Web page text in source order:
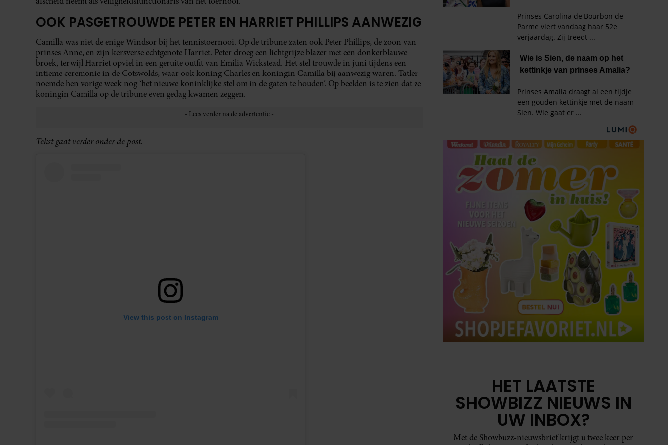
OOK PASGETROUWDE PETER EN HARRIET PHILLIPS AANWEZIG
Camilla was niet de enige Windsor bij het tennistoernooi. Op de tribune zaten ook Peter Phillips, de zoon van
prinses Anne, en zijn kersverse echtgenote Harriet. Peter droeg een lichtgrijze blazer met een donkerblauwe
broek, terwijl Harriet opviel in een geruite outfit van Emilia Wickstead. Het stel trouwde in juni tijdens een
intieme ceremonie in de Cotswolds, waar ook koning Charles en koningin Camilla bij aanwezig waren. Tatler
noemde hen vorige week nog ‘het nieuwe koninklijke stel om in de gaten te houden’. Op beelden is te zien dat ze
koningin Camilla op de tribune even gedag kwamen zeggen.
Tekst gaat verder onder de post.
View this post on Instagram
HET LAATSTE
SHOWBIZZ NIEUWS IN
UW INBOX?
Met de Showbuzz-nieuwsbrief krijgt u twee keer per